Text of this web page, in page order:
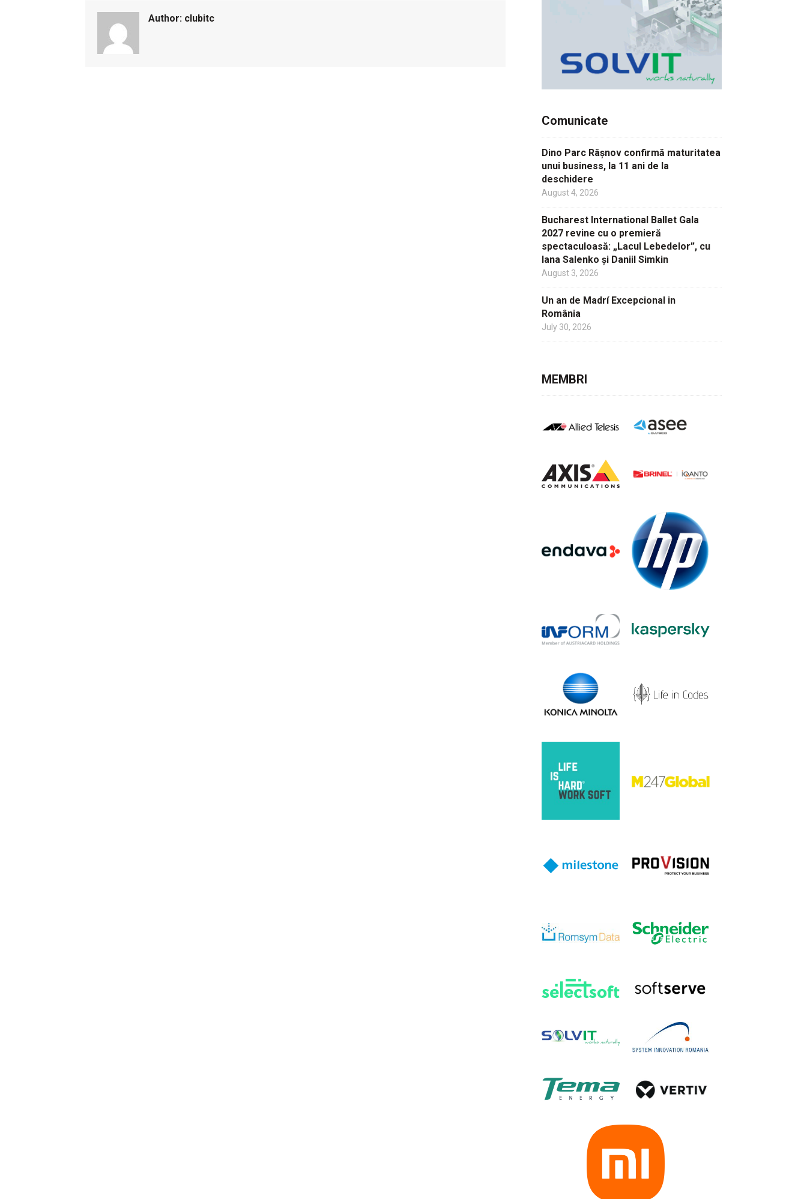
Author: clubitc
Comunicate
Dino Parc Râșnov confirmă maturitatea
unui business, la 11 ani de la
deschidere
August 4, 2026
Bucharest International Ballet Gala
2027 revine cu o premieră
spectaculoasă: „Lacul Lebedelor”, cu
Iana Salenko și Daniil Simkin
August 3, 2026
Un an de Madrí Excepcional in
România
July 30, 2026
MEMBRI